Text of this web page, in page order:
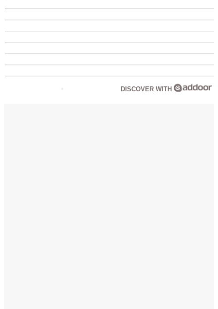
DISCOVER WITH